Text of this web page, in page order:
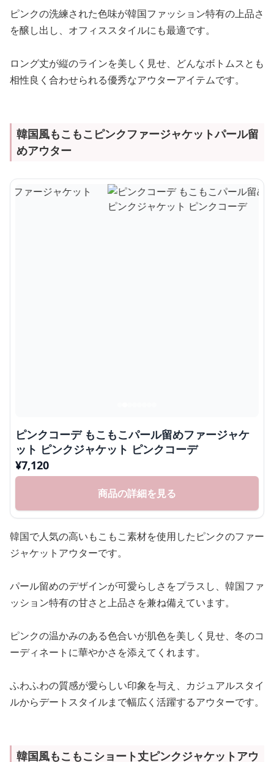
ピンクの洗練された色味が韓国ファッション特有の上品さ
を醸し出し、オフィススタイルにも最適です。
ロング丈が縦のラインを美しく見せ、どんなボトムスとも
相性良く合わせられる優秀なアウターアイテムです。
韓国風もこもこピンクファージャケットパール留
めアウター
ピンクコーデ もこもこパール留めファージャケ
ット ピンクジャケット ピンクコーデ
¥7,120
商品の詳細を見る
韓国で人気の高いもこもこ素材を使用したピンクのファー
ジャケットアウターです。
パール留めのデザインが可愛らしさをプラスし、韓国ファ
ッション特有の甘さと上品さを兼ね備えています。
ピンクの温かみのある色合いが肌色を美しく見せ、冬のコ
ーディネートに華やかさを添えてくれます。
ふわふわの質感が愛らしい印象を与え、カジュアルスタイ
ルからデートスタイルまで幅広く活躍するアウターです。
韓国風もこもこショート丈ピンクジャケットアウ